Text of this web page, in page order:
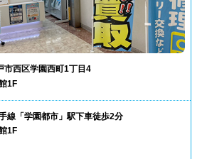
市西区学園西町1丁目4
1F
線「学園都市」駅下車徒歩2分
1F